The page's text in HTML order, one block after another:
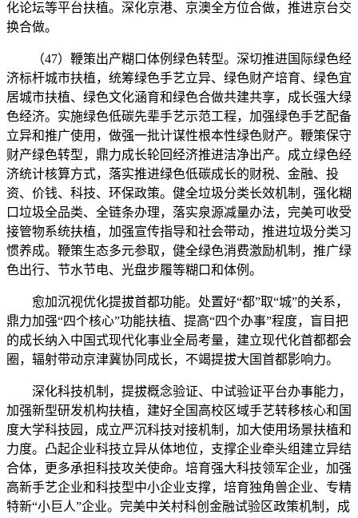
化论坛等平台扶植。深化京港、京澳全方位合做，推进京台交
换合做。
（47）鞭策出产糊口体例绿色转型。深切推进国际绿色经
济标杆城市扶植，统筹绿色手艺立异、绿色财产培育、绿色宜
居城市扶植、绿色文化涵育和绿色合做共建共享，成长强大绿
色经济。实施绿色低碳先辈手艺示范工程，加强绿色手艺配备
立异和推广使用，做强一批计谋性根本性绿色财产。鞭策保守
财产绿色转型，鼎力成长轮回经济推进洁净出产。成立绿色经
济统计核算方式，落实推进绿色低碳成长的财税、金融、投
资、价钱、科技、环保政策。健全垃圾分类长效机制，强化糊
口垃圾全品类、全链条办理，落实泉源减量办法，完美可收受
接管物系统扶植，加强宣传指导和社会带动，推进垃圾分类习
惯养成。鞭策生态多元参取，健全绿色消费激励机制，推广绿
色出行、节水节电、光盘步履等糊口和体例。
愈加沉视优化提拔首都功能。处置好“都”取“城”的关系，
鼎力加强“四个核心”功能扶植、提高“四个办事”程度，盲目把
的成长纳入中国式现代化事业全局考量，建立现代化首都都会
圈，辐射带动京津冀协同成长，不竭提拔大国首都影响力。
深化科技机制，提拔概念验证、中试验证平台办事能力，
加强新型研发机构扶植，建好全国高校区域手艺转移核心和国
度大学科技园，成立严沉科技对接机制，加大使用场景扶植和
力度。凸起企业科技立异从体地位，支撑企业牵头组建立异结
合体，更多承担科技攻关使命。培育强大科技领军企业，加强
高新手艺企业和科技型中小企业支撑，培育独角兽企业、专精
特新“小巨人”企业。完美中关村科创金融试验区政策机制，成